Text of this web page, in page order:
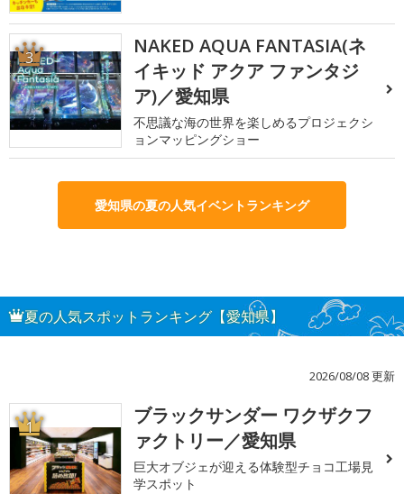
3
NAKED AQUA FANTASIA(ネ
イキッド アクア ファンタジ
ア)／愛知県
不思議な海の世界を楽しめるプロジェクシ
ョンマッピングショー
愛知県の夏の人気イベントランキング
夏の人気スポットランキング【愛知県】
2026/08/08 更新
1
ブラックサンダー ワクザクフ
ァクトリー／愛知県
巨大オブジェが迎える体験型チョコ工場見
学スポット